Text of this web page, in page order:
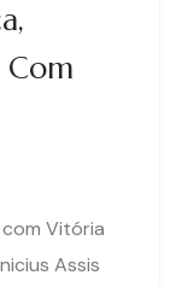
Com
Vitória
Assis